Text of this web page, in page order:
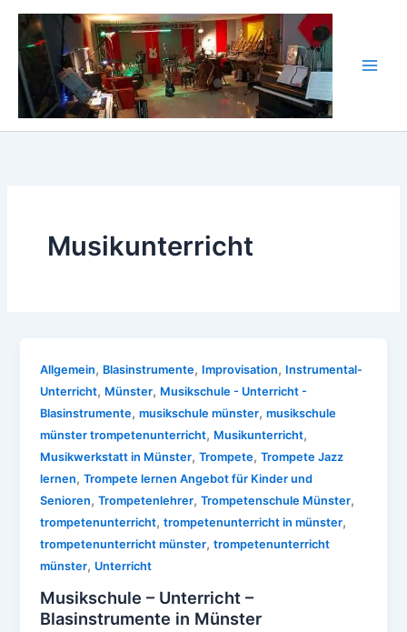
Zum
Inhalt
springen
Musikunterricht
Allgemein, Blasinstrumente, Improvisation, Instrumental-
Unterricht, Münster, Musikschule - Unterricht -
Blasinstrumente,musikschule münster,musikschule
münster trompetenunterricht, Musikunterricht,
Musikwerkstatt in Münster,Trompete,Trompete Jazz
lernen,Trompete lernen Angebot für Kinder und
Senioren,Trompetenlehrer,Trompetenschule Münster,
trompetenunterricht,trompetenunterricht in münster,
trompetenunterricht münster,trompetenunterricht
münster, Unterricht
Musikschule – Unterricht –
Blasinstrumente in Münster